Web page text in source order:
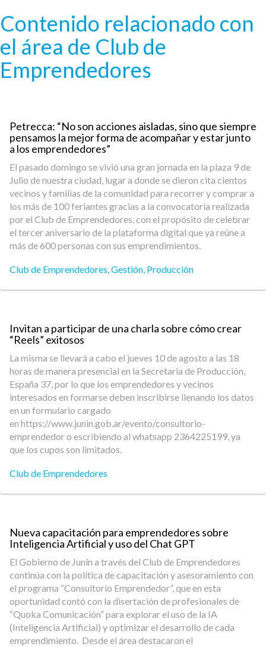
Contenido relacionado con
el área de Club de
Emprendedores
Petrecca: “No son acciones aisladas, sino que siempre
pensamos la mejor forma de acompañar y estar junto
a los emprendedores”
El pasado domingo se vivió una gran jornada en la plaza 9 de
Julio de nuestra ciudad, lugar a donde se dieron cita cientos
vecinos y familias de la comunidad para recorrer y comprar a
los más de 100 feriantes gracias a la convocatoria realizada
por el Club de Emprendedores, con el propósito de celebrar
el tercer aniversario de la plataforma digital que ya reúne a
más de 600 personas con sus emprendimientos.
Club de Emprendedores,Gestión, Producción
Invitan a participar de una charla sobre cómo crear
“Reels” exitosos
La misma se llevará a cabo el jueves 10 de agosto a las 18
horas de manera presencial en la Secretaria de Producción,
España 37, por lo que los emprendedores y vecinos
interesados en formarse deben inscribirse llenando los datos
en un formulario cargado
en https://www.junin.gob.ar/evento/consultorio-
emprendedor o escribiendo al whatsapp 2364225199, ya
que los cupos son limitados.
Club de Emprendedores
Nueva capacitación para emprendedores sobre
Inteligencia Artificial y uso del Chat GPT
El Gobierno de Junín a través del Club de Emprendedores
continúa con la política de capacitación y asesoramiento con
el programa “Consultorio Emprendedor”, que en esta
oportunidad contó con la disertación de profesionales de
“Quoka Comunicación” para explorar el uso de la IA
(Inteligencia Artificial) y optimizar el desarrollo de cada
emprendimiento. Desde el área destacaron el